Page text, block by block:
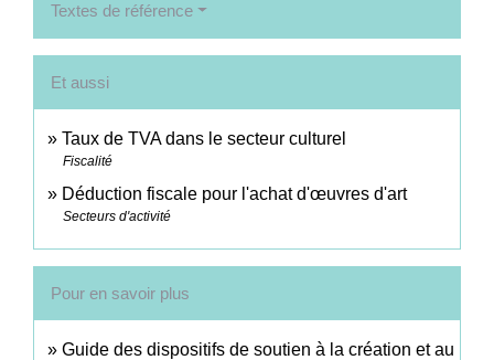
Textes de référence
Et aussi
Taux de TVA dans le secteur culturel
Fiscalité
Déduction fiscale pour l'achat d'œuvres d'art
Secteurs d'activité
Pour en savoir plus
Guide des dispositifs de soutien à la création et au